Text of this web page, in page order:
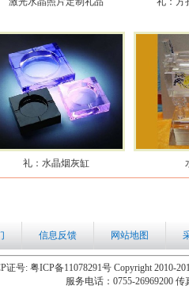
礼：水晶烟灰缸
信息反馈 网站地图
证号: 粤ICP备11078291号 Copyright 2010-
服务电话：0755-26969200 传